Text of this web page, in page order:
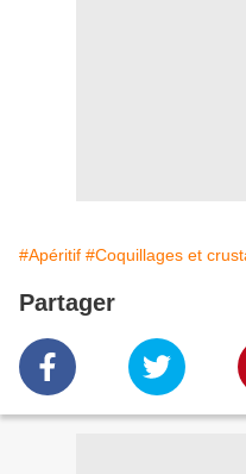
#Apéritif #Coquillages et
Partager